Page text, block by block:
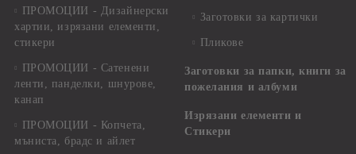
ПРОМОЦИИ - Дизайнерски
хартии, изрязани елементи,
стикери
ПРОМОЦИИ - Сатенени
ленти, панделки, шнурове,
канап
ПРОМОЦИИ - Копчета,
мъниста, брадс и айлет
Заготовки за картички
Пликове
Заготовки за папки, книги за
пожелания и албуми
Изрязани елементи и
Стикери